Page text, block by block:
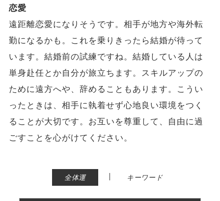
恋愛
遠距離恋愛になりそうです。相手が地方や海外転
勤になるかも。これを乗りきったら結婚が待って
います。結婚前の試練ですね。結婚している人は
単身赴任とか自分が旅立ちます。スキルアップの
ために遠方へや、辞めることもあります。こうい
ったときは、相手に執着せず心地良い環境をつく
ることが大切です。お互いを尊重して、自由に過
ごすことを心がけてください。
全体運 | キーワード